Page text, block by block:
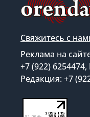
Свяжитесь с
Реклама на
+7 (922)
Редакция: +7